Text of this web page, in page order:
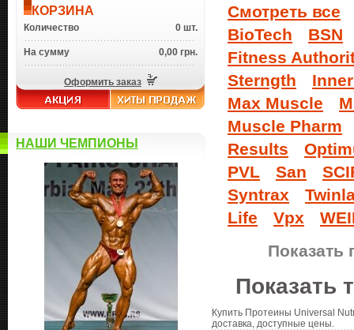
КОРЗИНА
Количество 0 шт.
На сумму 0,00 грн.
Оформить заказ
НАШИ ЧЕМПИОНЫ
Смотреть все
BioTech
BSN
Fitness
Sterngth
Max Muscle
Muscle Pharm
Results
PVL
San
Syntrax
Life
Vpx
Показать
Показать
Купить Протеины Universal
доставка, доступные цены.